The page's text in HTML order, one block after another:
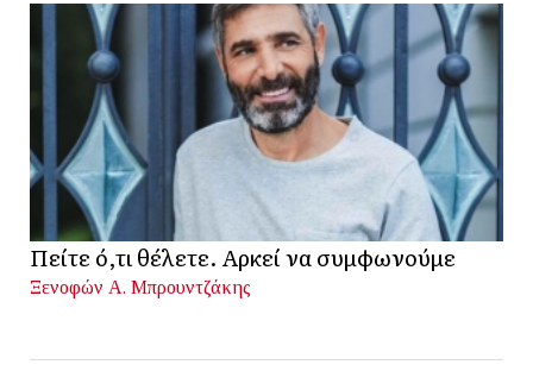
Πείτε ό,τι θέλετε. Αρκεί να συμφωνούμε
Ξενοφών Α. Μπρουντζάκης